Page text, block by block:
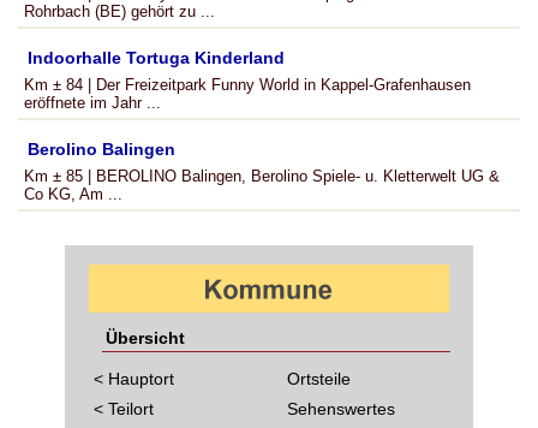
Rohrbach (BE) gehört zu ...
Indoorhalle Tortuga Kinderland
Km ± 84 | Der Freizeitpark Funny World in Kappel-Grafenhausen
eröffnete im Jahr ...
Berolino Balingen
Km ± 85 | BEROLINO Balingen, Berolino Spiele- u. Kletterwelt UG &
Co KG, Am ...
Übersicht
< Hauptort
< Teilort
Ortsteile
Sehenswertes